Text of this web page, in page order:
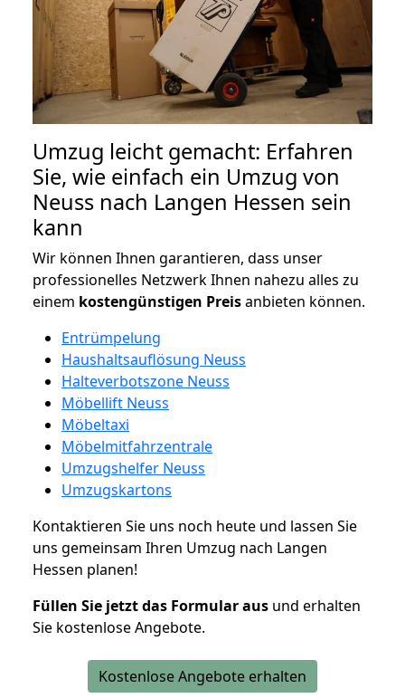
Umzug leicht gemacht: Erfahren
Sie, wie einfach ein Umzug von
Neuss nach Langen Hessen sein
kann
Wir können Ihnen garantieren, dass unser
professionelles Netzwerk Ihnen nahezu alles zu
einem kostengünstigen Preisanbieten können.
Entrümpelung
Haushaltsauflösung Neuss
Halteverbotszone Neuss
Möbellift Neuss
Möbeltaxi
Möbelmitfahrzentrale
Umzugshelfer Neuss
Umzugskartons
Kontaktieren Sie uns noch heute und lassen Sie
uns gemeinsam Ihren Umzug nach Langen
Hessen planen!
Füllen Sie jetzt das Formular aus und erhalten
Sie kostenlose Angebote.
Kostenlose Angebote erhalten